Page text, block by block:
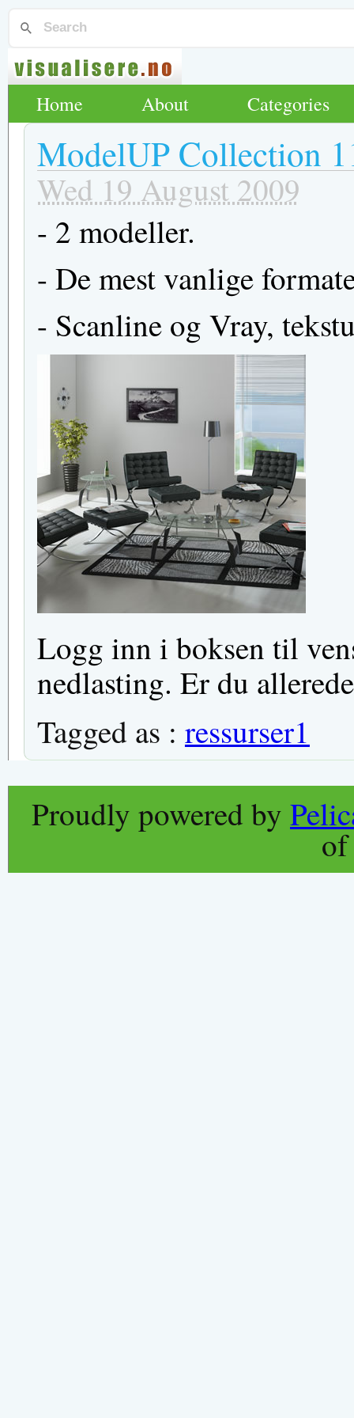
Home About Categories
ModelUP Collection
Wed 19 August 2009
- 2 modeller.
- De mest vanlige
- Scanline og Vray,
Logg inn i boksen til
nedlasting. Er du
Tagged as : ressurser1
Proudly powered by